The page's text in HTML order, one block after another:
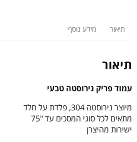
מתחת
לריצוף
תיאור מידע נוסף
תיאור
עמוד פריק נירוסטה טבעי
מיוצר נירוסטה 304, פלדת על חלד
מתאים לכל סוגי המסכים עד "75
ישירות מהיצרן